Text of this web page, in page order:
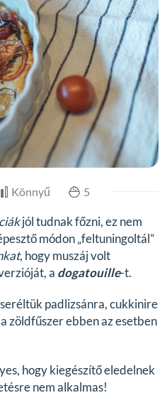
Könnyű 5
jól tudnak főzni, ez nem
módon „feltuningoltál”
, hogy muszáj volt
a dogatouille-t.
padlizsánra, cukkinire
zöldfűszer ebben az esetben
hogy kiegészítő eledelnek
nem alkalmas!